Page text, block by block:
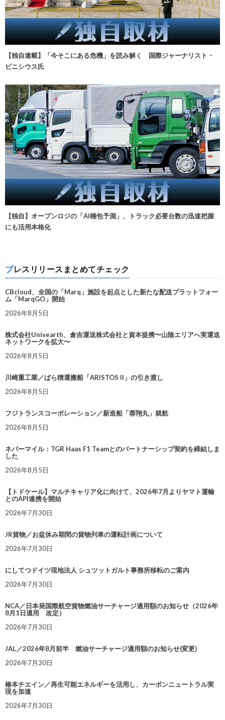
【独自連載】「今そこにある危機」を読み解く 国際ジャーナリスト・
ビニシウス氏
【独自】オープンロジの「AI梱包予測」、トラック必要台数の迅速把握
にも活用本格化
プレスリリースまとめてチェック
CBcloud、全国の「Marq」施設を起点とした新たな配送プラットフォー
ム「MarqGO」開始
2026年8月5日
株式会社Univearth、倉吉運送株式会社と資本提携〜山陰エリアへ実運送
ネットワークを拡大〜
2026年8月5日
川崎重工業／ばら積運搬船「ARISTOS II」の引き渡し
2026年8月5日
フジトランスコーポレーション／新造船「蓉翔丸」就航
2026年8月5日
ネバーマイル：TGR Haas F1 Teamとのパートナーシップ契約を締結しま
した
2026年8月5日
【トドケール】マルチキャリア化に向けて、2026年7月よりヤマト運輸
とのAPI連携を開始
2026年7月30日
JR貨物／お盆休み期間の貨物列車の運転計画について
2026年7月30日
にしてつドイツ現地法人 シュツットガルト事務所移転のご案内
2026年7月30日
NCA／日本発国際航空貨物燃油サーチャージ適用額のお知らせ（2026年
8月1日適用 改定）
2026年7月30日
JAL／2026年8月前半 燃油サーチャージ適用額のお知らせ(変更)
2026年7月30日
椿本チエイン／再生可能エネルギーを活用し、カーボンニュートラル実
現を加速
2026年7月30日